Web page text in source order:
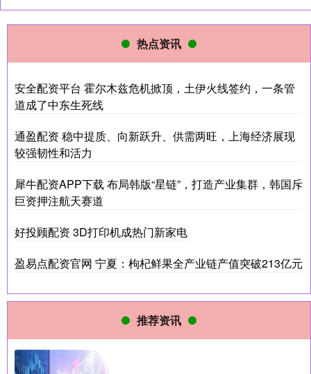
热点资讯
安全配资平台 霍尔木兹危机掀顶，土伊火线签约，一条管
道成了中东生死线
通盈配资 稳中提质、向新跃升、供需两旺，上海经济展现
较强韧性和活力
犀牛配资APP下载 布局韩版“星链”，打造产业集群，韩国斥
巨资押注航天赛道
好投顾配资 3D打印机成热门新家电
盈易点配资官网 宁夏：枸杞鲜果全产业链产值突破213亿元
推荐资讯